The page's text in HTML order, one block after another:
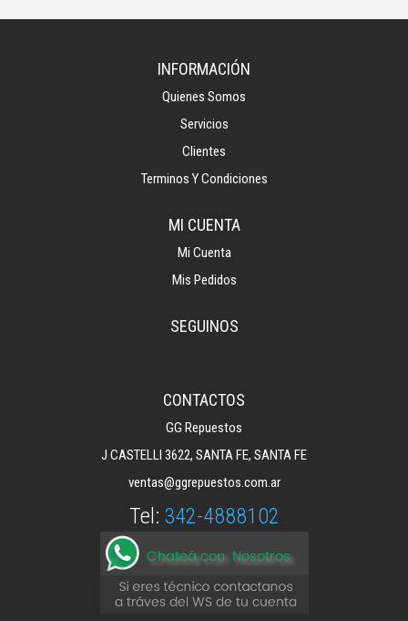
INFORMACIÓN
Quienes Somos
Servicios
Clientes
Terminos Y Condiciones
MI CUENTA
Mi Cuenta
Mis Pedidos
SEGUINOS
CONTACTOS
GG Repuestos
J CASTELLI 3622, SANTA FE, SANTA FE
ventas@ggrepuestos.com.ar
Tel: 342-4888102